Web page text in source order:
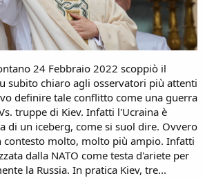
24 Febbraio 2022 scoppiò il
subito chiaro agli osservatori più attenti
definire tale conflitto come una guerra
truppe di Kiev. Infatti l'Ucraina è
di un iceberg, come si suol dire. Ovvero
contesto molto, molto più ampio. Infatti
dalla NATO come testa d'ariete per
la Russia. In pratica Kiev, tre...